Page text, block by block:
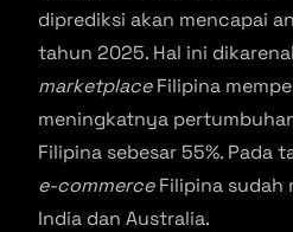
diprediksi akan mencapai
tahun 2025. Hal ini
marketplaceFilipina
meningkatnya
Filipina sebesar 55%. Pada
e-commerceFilipina sudah
India dan Australia.